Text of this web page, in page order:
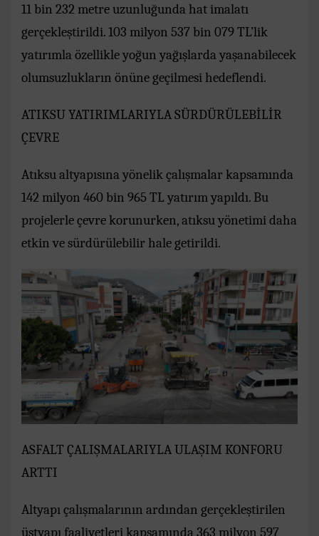
11 bin 232 metre uzunluğunda hat imalatı
gerçekleştirildi. 103 milyon 537 bin 079 TL’lik
yatırımla özellikle yoğun yağışlarda yaşanabilecek
olumsuzlukların önüne geçilmesi hedeflendi.
ATIKSU YATIRIMLARIYLA SÜRDÜRÜLEBİLİR
ÇEVRE
Atıksu altyapısına yönelik çalışmalar kapsamında
142 milyon 460 bin 965 TL yatırım yapıldı. Bu
projelerle çevre korunurken, atıksu yönetimi daha
etkin ve sürdürülebilir hale getirildi.
ASFALT ÇALIŞMALARIYLA ULAŞIM KONFORU
ARTTI
Altyapı çalışmalarının ardından gerçekleştirilen
üstyapı faaliyetleri kapsamında 363 milyon 597